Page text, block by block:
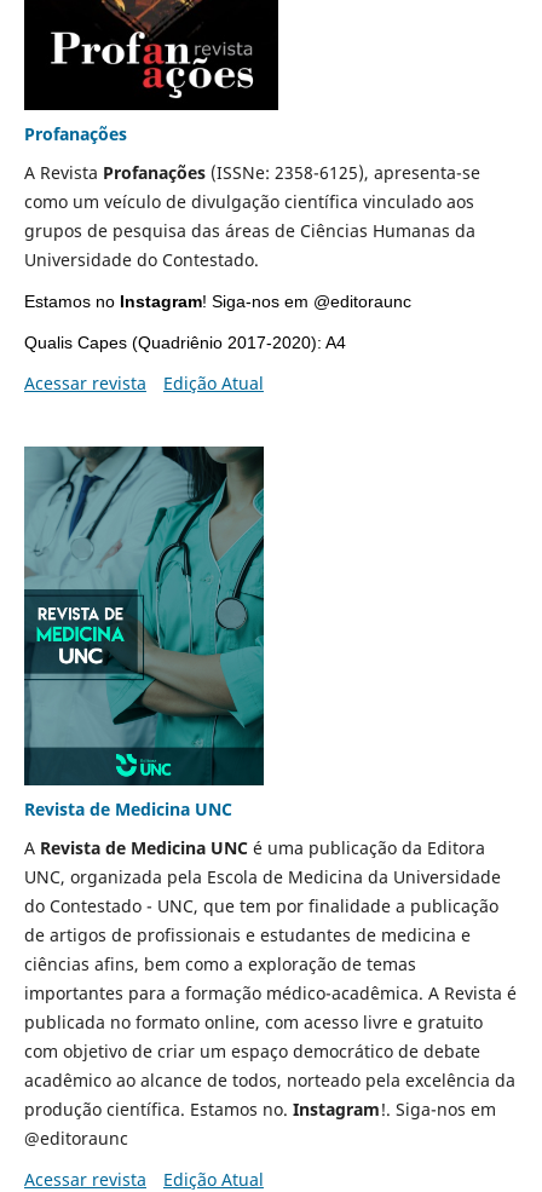
Profanações
A Revista Profanações(ISSNe: 2358-6125), apresenta-se
como um veículo de divulgação científica vinculado aos
grupos de pesquisa das áreas de Ciências Humanas da
Universidade do Contestado.
Estamos no Instagram! Siga-nos em @editoraunc
Qualis Capes (Quadriênio 2017-2020): A4
Acessar revista Edição Atual
Revista de Medicina UNC
A Revista de Medicina UNC é uma publicação da Editora
UNC, organizada pela Escola de Medicina da Universidade
do Contestado - UNC, que tem por finalidade a publicação
de artigos de profissionais e estudantes de medicina e
ciências afins, bem como a exploração de temas
importantes para a formação médico-acadêmica. A Revista é
publicada no formato online, com acesso livre e gratuito
com objetivo de criar um espaço democrático de debate
acadêmico ao alcance de todos, norteado pela excelência da
produção científica. Estamos no. Instagram!. Siga-nos em
@editoraunc
Acessar revista
Edição Atual